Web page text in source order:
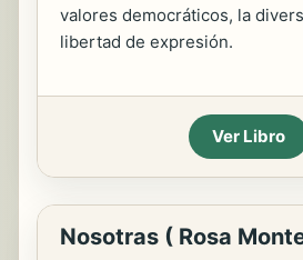
valores democráticos, la
libertad de expresión.
Ver Libro
Nosotras ( Rosa